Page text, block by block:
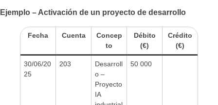
Ejemplo – Activación de un proyecto de desarrollo
Fecha Cuenta
Concep
to
Débito
(€)
Crédito
(€)
30/06/20
25
203
Desarroll
o –
Proyecto
IA
50 000